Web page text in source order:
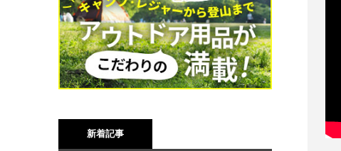
新着記事